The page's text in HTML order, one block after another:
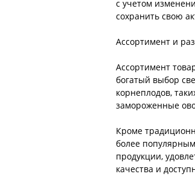
с учетом
сохранить свою
Ассортимент и
Ассортимент
богатый выбор
корнеплодов,
замороженные
Кроме
более
продукции,
качества и